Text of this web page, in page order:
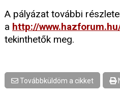
A pályázat további
a http://
tekinthetők meg.
Továbbküldöm a cikket